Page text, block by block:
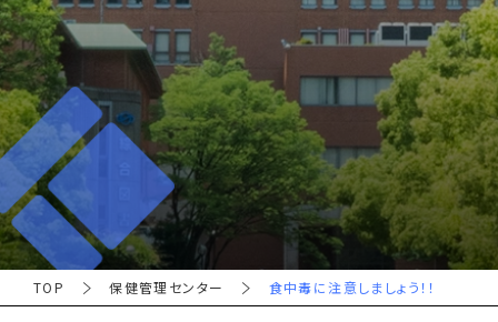
TOP 保健管理センター 食中毒に注意しましょう！！